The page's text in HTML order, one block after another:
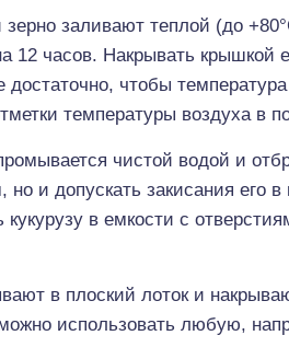
заливают теплой (до
12 часов. Накрывать крышкой
достаточно, чтобы
температуры воздуха в
чистой водой и
но и допускать закисания его
в емкости с
в плоский лоток и
использовать любую,